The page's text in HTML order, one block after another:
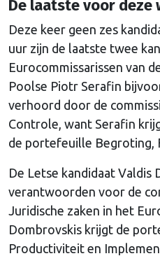
De laatste voor deze
Deze keer geen zes
uur zijn de laatste twee
Eurocommissarissen van
Poolse Piotr Serafin
verhoord door de
Controle, want Serafin
de portefeuille Begroting,
De Letse kandidaat Valdis
verantwoorden voor de
Juridische zaken in het
Dombrovskis krijgt de
Productiviteit en